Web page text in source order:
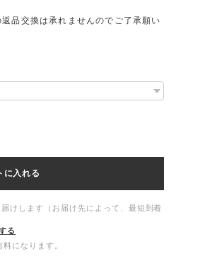
品交換は承れませんのでご了承願い
に入れる
けします（お届け先によって、最短到着
る
になります。